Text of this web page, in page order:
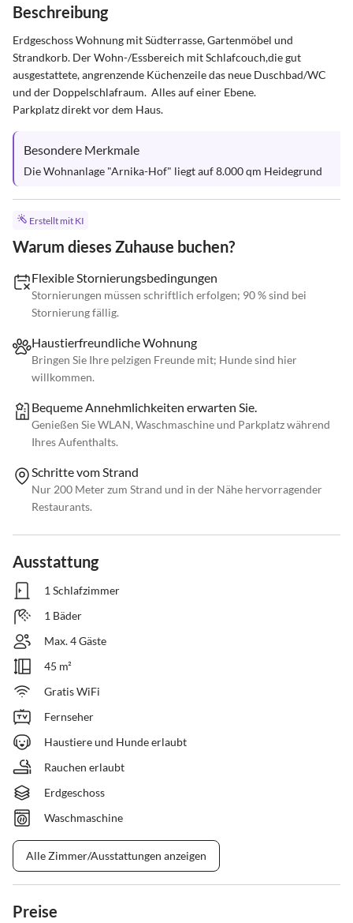
Beschreibung
Erdgeschoss Wohnung mit Südterrasse, Gartenmöbel und
Strandkorb. Der Wohn-/Essbereich mit Schlafcouch,die gut
ausgestattete, angrenzende Küchenzeile das neue Duschbad/WC
und der Doppelschlafraum.  Alles auf einer Ebene.
Parkplatz direkt vor dem Haus.
Besondere Merkmale
Die Wohnanlage "Arnika-Hof" liegt auf 8.000 qm Heidegrund
Erstellt mit KI
Warum dieses Zuhause buchen?
Flexible Stornierungsbedingungen
Stornierungen müssen schriftlich erfolgen; 90 % sind bei
Stornierung fällig.
Haustierfreundliche Wohnung
Bringen Sie Ihre pelzigen Freunde mit; Hunde sind hier
willkommen.
Bequeme Annehmlichkeiten erwarten Sie.
Genießen Sie WLAN, Waschmaschine und Parkplatz während
Ihres Aufenthalts.
Schritte vom Strand
Nur 200 Meter zum Strand und in der Nähe hervorragender
Restaurants.
Ausstattung
1 Schlafzimmer
1 Bäder
Max. 4 Gäste
45 m²
Gratis WiFi
Fernseher
Haustiere und Hunde erlaubt
Rauchen erlaubt
Erdgeschoss
Waschmaschine
Alle Zimmer/Ausstattungen anzeigen
Preise